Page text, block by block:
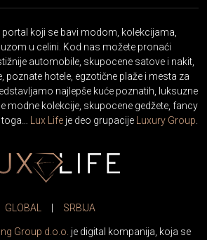
koji se bavi modom, kolekcijama,
u celini. Kod nas možete pronaći
automobile, skupocene satove i nakit,
poznate hotele, egzotične plaže i mesta za
najlepše kuće poznatih, luksuzne
modne kolekcije, skupocene gedžete, fancy
Lux Lifeje deo grupacije Luxury Group
GLOBAL SRBIJA
Group d.o.o. je digital kompanija, koja se